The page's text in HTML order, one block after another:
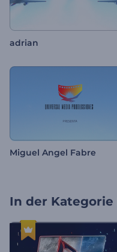
adrian
Miguel Angel Fabre
In der Kategorie